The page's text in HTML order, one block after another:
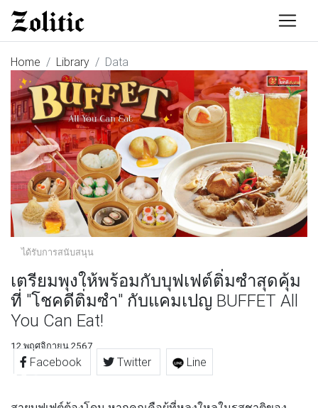
Home Library Data
ได้รับการสนับสนุน
เตรียมพุงให้พร้อมกับบุฟเฟต์ติ่มซำสุดคุ้ม
ที่ "โชคดีติ่มซำ" กับแคมเปญ BUFFET All
You Can Eat!
12 พฤศจิกายน 2567
Facebook Twitter Line